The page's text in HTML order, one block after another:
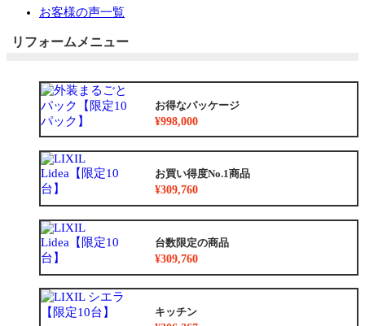
お客様の声一覧
リフォームメニュー
お得なパッケージ
¥998,000
お買い得度No.1商品
¥309,760
台数限定の商品
¥309,760
キッチン